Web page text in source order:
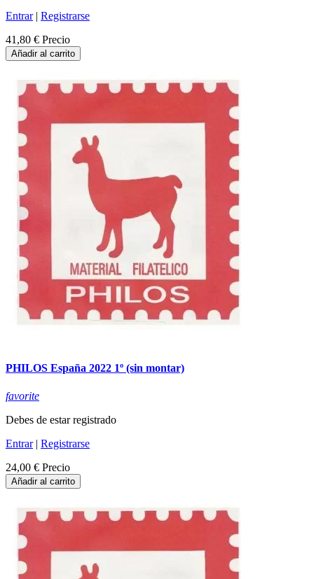
Entrar| Registrarse
41,80 € Precio
Añadir al carrito
PHILOS España 2022 1º (sin montar)
favorite
Debes de estar registrado
Entrar| Registrarse
24,00 € Precio
Añadir al carrito